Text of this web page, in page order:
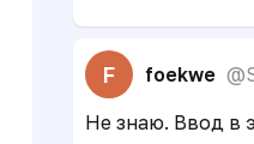
F foekwe
Не знаю. Ввод в